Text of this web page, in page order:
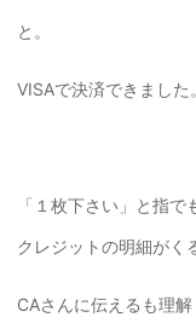
と。
VISAで決済できました。
「１枚下さい」と指で
クレジットの明細がく
CAさんに伝えるも理